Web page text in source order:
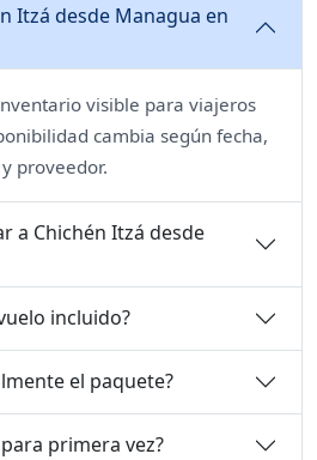
Itzá desde Managua en
visible para viajeros
cambia según fecha,
proveedor.
a Chichén Itzá desde
incluido?
el paquete?
primera vez?